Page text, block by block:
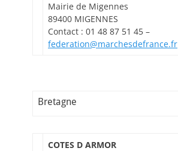
Mairie de Migennes
89400 MIGENNES
Contact : 01 48 87 51 45 –
federation@marchesdefrance.fr
Bretagne
COTES D ARMOR